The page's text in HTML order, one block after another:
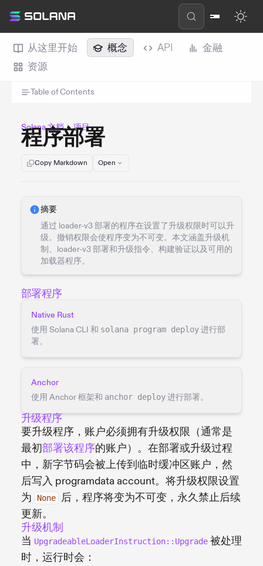
从这里开始 概念 API
金融
资源
Table of Contents
Solana 文档 项目
程序部署
Copy Markdown Open
摘要
通过 loader-v3 部署的程序在设置了升级权限时可以升
级。撤销权限会使程序变为不可变。本文涵盖升级机
制、loader-v3 部署和升级指令、构建验证以及可用的
加载器程序。
部署程序
Native Rust
使用 Solana CLI 和 solana program deploy进行部
署。
Anchor
使用 Anchor 框架和 anchor deploy进行部署。
升级程序
要升级程序，账户必须拥有升级权限（通常是
最初部署该程序的账户）。在部署或升级过程
中，新字节码会被上传到临时缓冲区账户，然
后写入 programdata account。将升级权限设置
为
None
后，程序将变为不可变，永久禁止后续
更新。
升级机制
当 UpgradeableLoaderInstruction::Upgrade 被处理
时，运行时会：